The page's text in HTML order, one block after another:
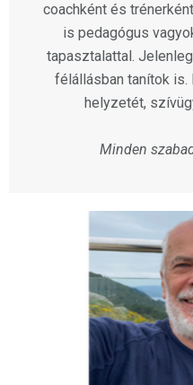
coachként és
is pedagógus
tapasztalattal.
félállásban tanítok is.
helyzetét,
Minden